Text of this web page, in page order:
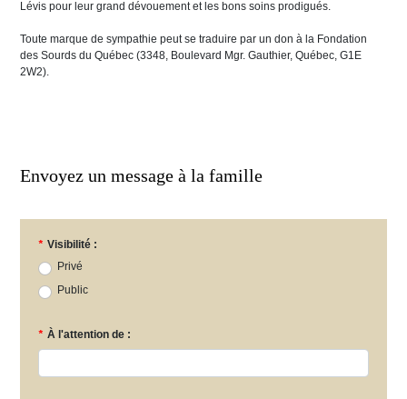
Lévis pour leur grand dévouement et les bons soins prodigués.
Toute marque de sympathie peut se traduire par un don à la Fondation
des Sourds du Québec (3348, Boulevard Mgr. Gauthier, Québec, G1E
2W2).
Envoyez un message à la famille
* Visibilité :
Privé
Public
* À l'attention de :